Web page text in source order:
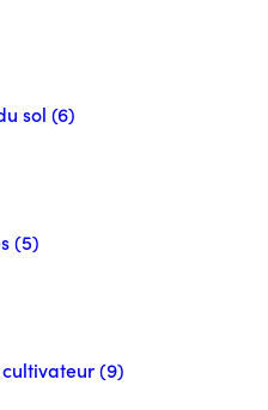
sol (6)
(5)
(9)